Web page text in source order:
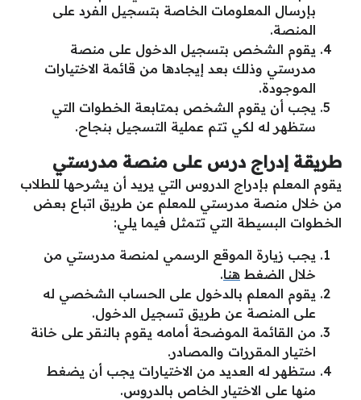
بإرسال المعلومات الخاصة بتسجيل الفرد على
المنصة.
يقوم الشخص بتسجيل الدخول على منصة
مدرستي وذلك بعد إيجادها من قائمة الاختيارات
الموجودة.
يجب أن يقوم الشخص بمتابعة الخطوات التي
ستظهر له لكي تتم عملية التسجيل بنجاح.
طريقة إدراج درس على منصة مدرستي
يقوم المعلم بإدراج الدروس التي يريد أن يشرحها للطلاب
من خلال منصة مدرستي للمعلم عن طريق اتباع بعض
الخطوات البسيطة التي تتمثل فيما يلي:
يجب زيارة الموقع الرسمي لمنصة مدرستي من
خلال الضغط هنا.
يقوم المعلم بالدخول على الحساب الشخصي له
على المنصة عن طريق تسجيل الدخول.
من القائمة الموضحة أمامه يقوم بالنقر على خانة
اختيار المقررات والمصادر.
ستظهر له العديد من الاختيارات يجب أن يضغط
منها على الاختيار الخاص بالدروس.